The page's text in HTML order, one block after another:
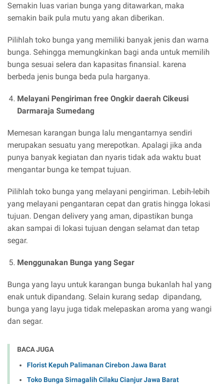
Semakin luas varian bunga yang ditawarkan, maka
semakin baik pula mutu yang akan diberikan.
Pilihlah toko bunga yang memiliki banyak jenis dan warna
bunga. Sehingga memungkinkan bagi anda untuk memilih
bunga sesuai selera dan kapasitas finansial. karena
berbeda jenis bunga beda pula harganya.
Melayani Pengiriman free Ongkir daerah Cikeusi
Darmaraja Sumedang
Memesan karangan bunga lalu mengantarnya sendiri
merupakan sesuatu yang merepotkan. Apalagi jika anda
punya banyak kegiatan dan nyaris tidak ada waktu buat
mengantar bunga ke tempat tujuan.
Pilihlah toko bunga yang melayani pengiriman. Lebih-lebih
yang melayani pengantaran cepat dan gratis hingga lokasi
tujuan. Dengan delivery yang aman, dipastikan bunga
akan sampai di lokasi tujuan dengan selamat dan tetap
segar.
Menggunakan Bunga yang Segar
Bunga yang layu untuk karangan bunga bukanlah hal yang
enak untuk dipandang. Selain kurang sedap dipandang,
bunga yang layu juga tidak melepaskan aroma yang wangi
dan segar.
BACA JUGA
Florist Kepuh Palimanan Cirebon Jawa Barat
Toko Bunga Sirnagalih Cilaku Cianjur Jawa Barat